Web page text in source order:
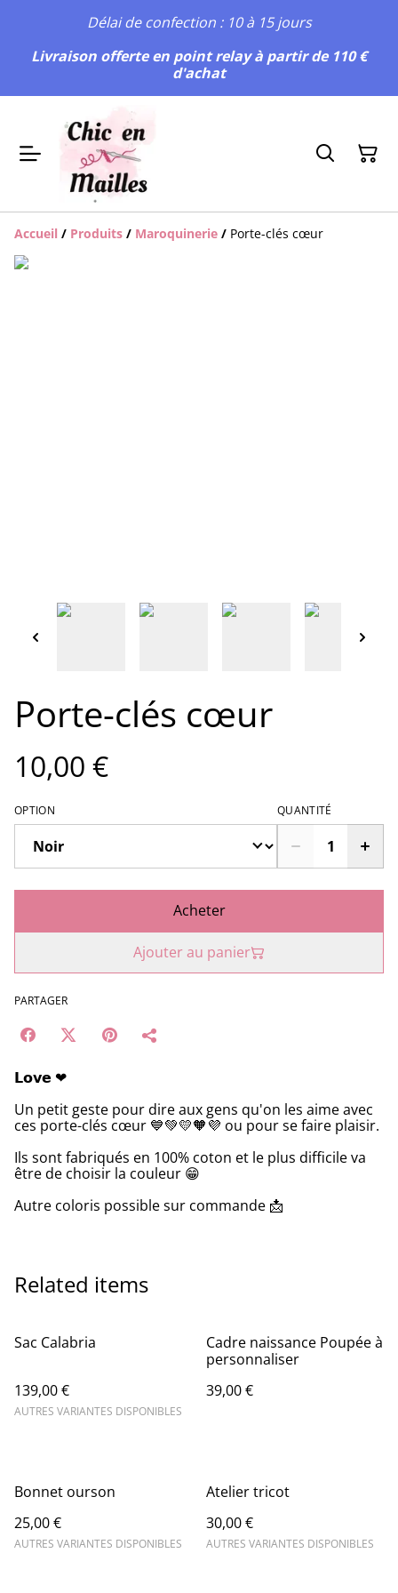
Délai de confection : 10 à 15 jours
Livraison offerte en point relay à partir de 110 €
d'achat
Accueil / Produits / Maroquinerie / Porte-clés cœur
Porte-clés cœur
10,00 €
OPTION QUANTITÉ
Acheter
Ajouter au panier
PARTAGER
𝗟𝗼𝘃𝗲 ❤
Un petit geste pour dire aux gens qu'on les aime avec
ces porte-clés cœur 💙💚💛🧡💜 ou pour se faire plaisir.
Ils sont fabriqués en 100% coton et le plus difficile va
être de choisir la couleur 😁
Autre coloris possible sur commande 📩
Related items
Sac Calabria
139,00 €
AUTRES VARIANTES DISPONIBLES
Cadre naissance Poupée à
personnaliser
39,00 €
Bonnet ourson
25,00 €
AUTRES VARIANTES DISPONIBLES
Atelier tricot
30,00 €
AUTRES VARIANTES DISPONIBLES